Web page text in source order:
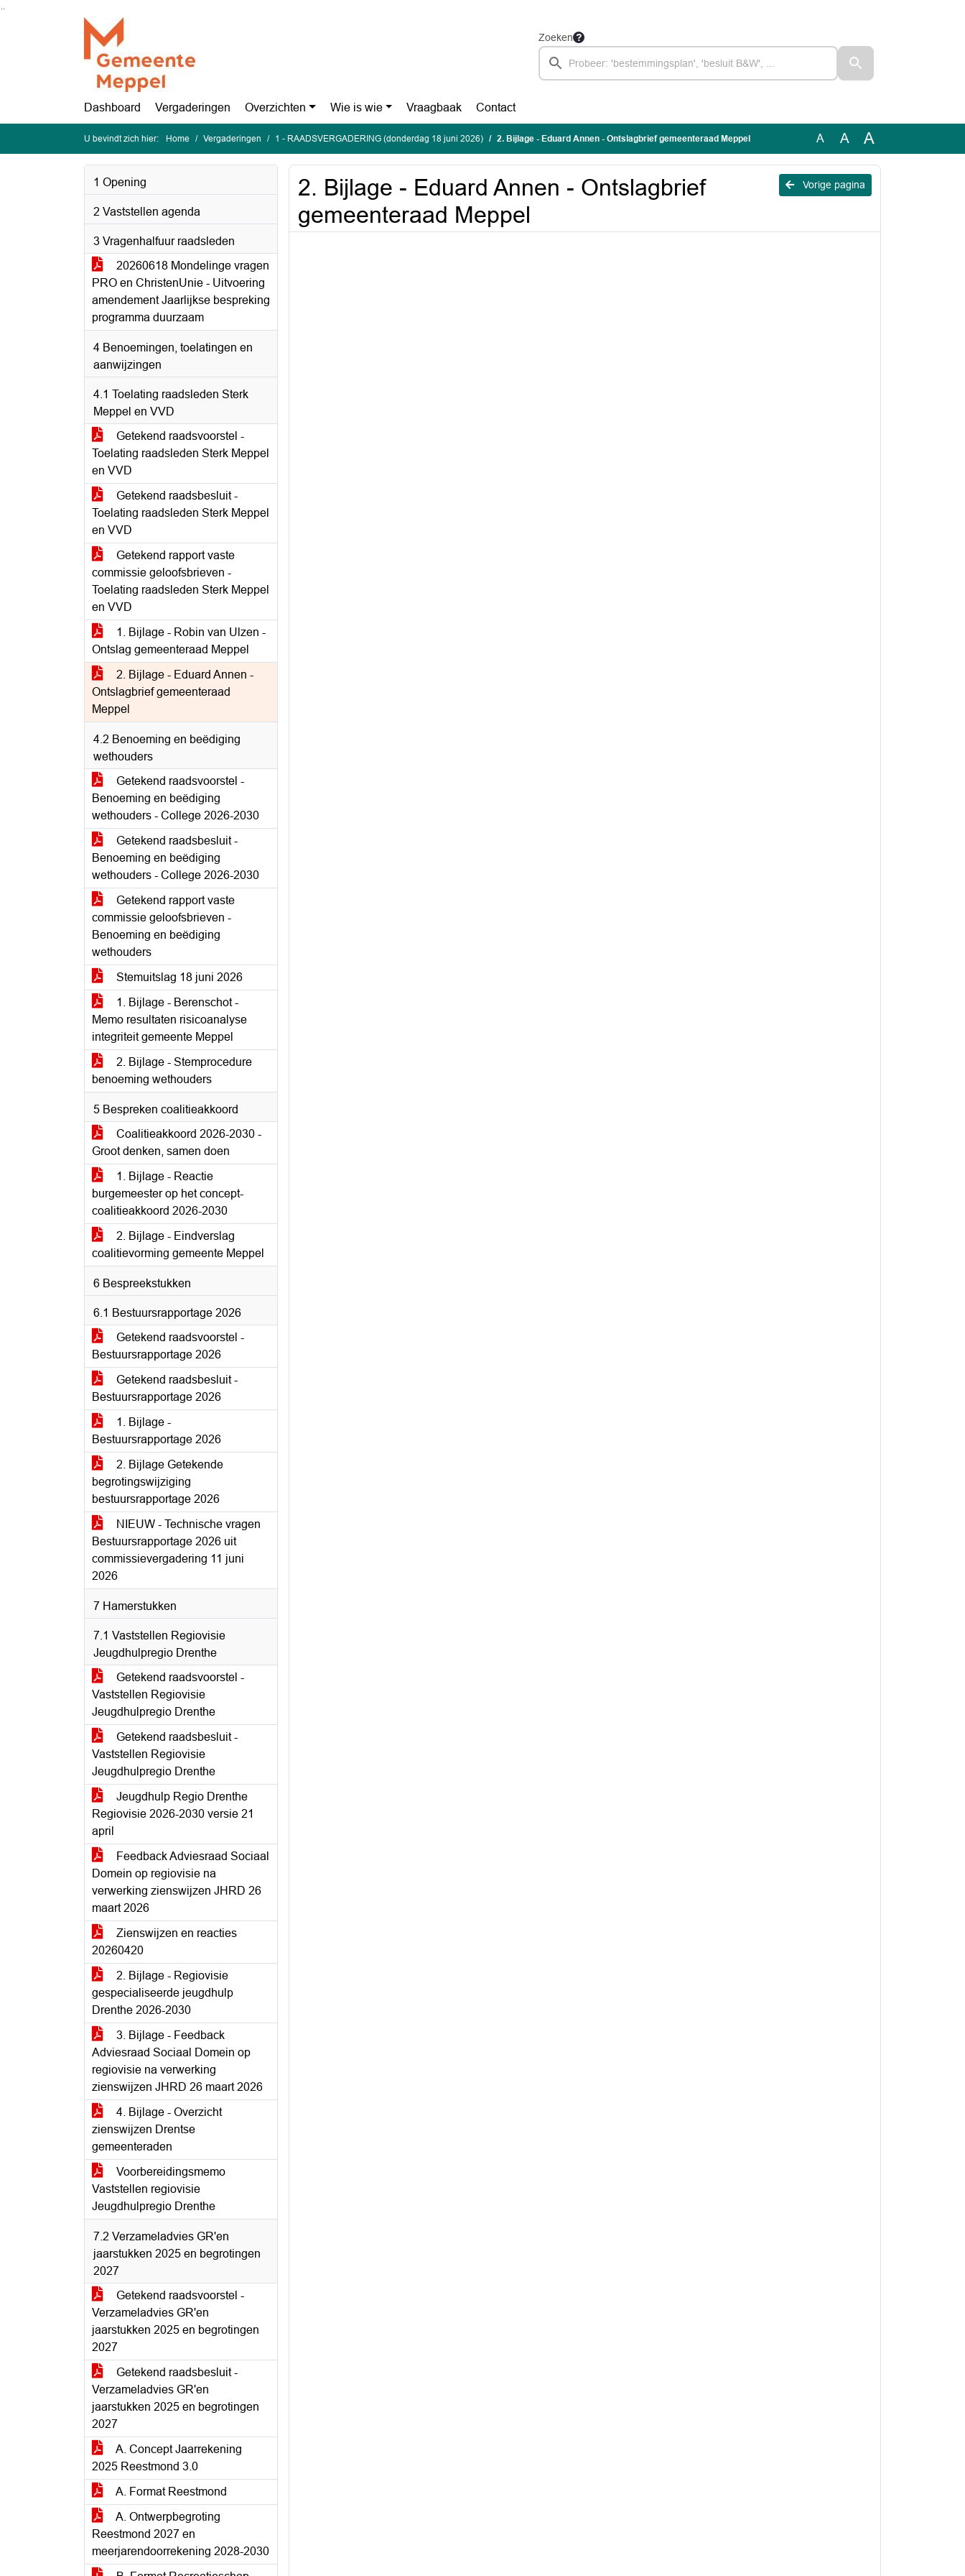
Ga naar de inhoud van deze pagina
Ga naar het zoeken
Ga naar het menu
Zoeken
Dashboard Vergaderingen Overzichten Wie is wie Vraagbaak Contact
U bevindt zich hier: Home Vergaderingen 1 - RAADSVERGADERING (donderdag 18 juni 2026) 2. Bijlage - Eduard Annen - Ontslagbrief gemeenteraad Meppel A A A
1 Opening
2 Vaststellen agenda
3 Vragenhalfuur raadsleden
20260618 Mondelinge vragen
PRO en ChristenUnie - Uitvoering
amendement Jaarlijkse bespreking
programma duurzaam
4 Benoemingen, toelatingen en
aanwijzingen
4.1 Toelating raadsleden Sterk
Meppel en VVD
Getekend raadsvoorstel -
Toelating raadsleden Sterk Meppel
en VVD
Getekend raadsbesluit -
Toelating raadsleden Sterk Meppel
en VVD
Getekend rapport vaste
commissie geloofsbrieven -
Toelating raadsleden Sterk Meppel
en VVD
1. Bijlage - Robin van Ulzen -
Ontslag gemeenteraad Meppel
2. Bijlage - Eduard Annen -
Ontslagbrief gemeenteraad
Meppel
4.2 Benoeming en beëdiging
wethouders
Getekend raadsvoorstel -
Benoeming en beëdiging
wethouders - College 2026-2030
Getekend raadsbesluit -
Benoeming en beëdiging
wethouders - College 2026-2030
Getekend rapport vaste
commissie geloofsbrieven -
Benoeming en beëdiging
wethouders
Stemuitslag 18 juni 2026
1. Bijlage - Berenschot -
Memo resultaten risicoanalyse
integriteit gemeente Meppel
2. Bijlage - Stemprocedure
benoeming wethouders
5 Bespreken coalitieakkoord
Coalitieakkoord 2026-2030 -
Groot denken, samen doen
1. Bijlage - Reactie
burgemeester op het concept-
coalitieakkoord 2026-2030
2. Bijlage - Eindverslag
coalitievorming gemeente Meppel
6 Bespreekstukken
6.1 Bestuursrapportage 2026
Getekend raadsvoorstel -
Bestuursrapportage 2026
Getekend raadsbesluit -
Bestuursrapportage 2026
1. Bijlage -
Bestuursrapportage 2026
2. Bijlage Getekende
begrotingswijziging
bestuursrapportage 2026
NIEUW - Technische vragen
Bestuursrapportage 2026 uit
commissievergadering 11 juni
2026
7 Hamerstukken
7.1 Vaststellen Regiovisie
Jeugdhulpregio Drenthe
Getekend raadsvoorstel -
Vaststellen Regiovisie
Jeugdhulpregio Drenthe
Getekend raadsbesluit -
Vaststellen Regiovisie
Jeugdhulpregio Drenthe
Jeugdhulp Regio Drenthe
Regiovisie 2026-2030 versie 21
april
Feedback Adviesraad Sociaal
Domein op regiovisie na
verwerking zienswijzen JHRD 26
maart 2026
Zienswijzen en reacties
20260420
2. Bijlage - Regiovisie
gespecialiseerde jeugdhulp
Drenthe 2026-2030
3. Bijlage - Feedback
Adviesraad Sociaal Domein op
regiovisie na verwerking
zienswijzen JHRD 26 maart 2026
4. Bijlage - Overzicht
zienswijzen Drentse
gemeenteraden
Voorbereidingsmemo
Vaststellen regiovisie
Jeugdhulpregio Drenthe
7.2 Verzameladvies GR'en
jaarstukken 2025 en begrotingen
2027
Getekend raadsvoorstel -
Verzameladvies GR'en
jaarstukken 2025 en begrotingen
2027
Getekend raadsbesluit -
Verzameladvies GR'en
jaarstukken 2025 en begrotingen
2027
A. Concept Jaarrekening
2025 Reestmond 3.0
A. Format Reestmond
A. Ontwerpbegroting
Reestmond 2027 en
meerjarendoorrekening 2028-2030
Vorige pagina
2. Bijlage - Eduard Annen - Ontslagbrief
gemeenteraad Meppel